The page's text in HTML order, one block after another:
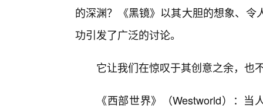
的深渊？《黑镜》以其大胆的想象、
功引发了广泛的讨论。
它让我们在惊叹于其创意之余，也
《西部世界》（Westworld）：